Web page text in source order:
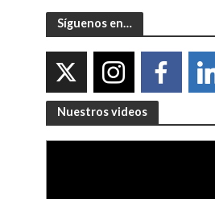
Síguenos en…
Nuestros videos